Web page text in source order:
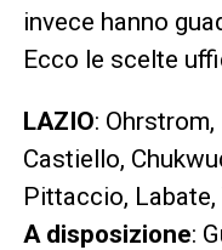
invece hanno
Ecco le scelte
LAZIO:
Castiello,
Pittaccio,
A disposizione: